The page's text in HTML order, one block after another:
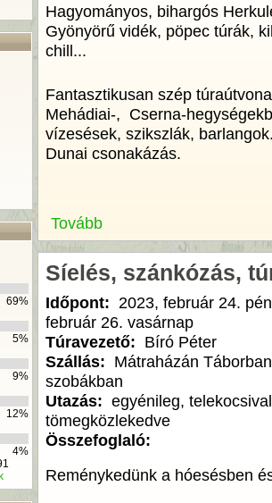
69%
5%
9%
12%
4%
Hagyományos, bihargós
Gyönyörű vidék, pöpec túrák,
chill...
Fantasztikusan szép
Mehádiai-, Cserna-
vízesések, szikszlák,
Dunai csonakázás.
Tovább
Síelés, szánkózás,
Időpont: 2023, február 24.
február 26. vasárnap
Túravezető: Bíró Péter
Szállás: Mátraházán
szobákban
Utazás: egyénileg,
tömegközlekedve
Összefoglaló:
Reménykedünk a hóesésben